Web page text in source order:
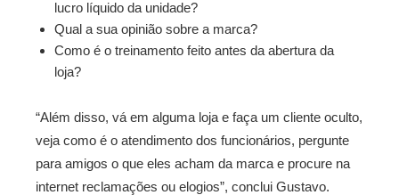
lucro líquido da unidade?
Qual a sua opinião sobre a marca?
Como é o treinamento feito antes da abertura da
loja?
“Além disso, vá em alguma loja e faça um cliente oculto,
veja como é o atendimento dos funcionários, pergunte
para amigos o que eles acham da marca e procure na
internet reclamações ou elogios”, conclui Gustavo.